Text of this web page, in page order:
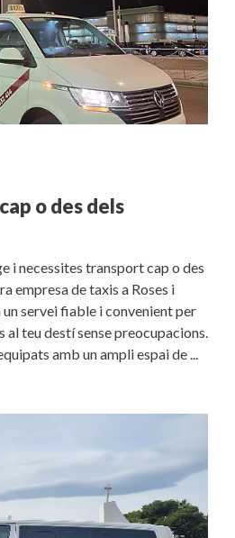
o des dels
i necessites transport cap o des
empresa de taxis a Roses i
servei fiable i convenient per
teu destí sense preocupacions.
amb un ampli espai de ...